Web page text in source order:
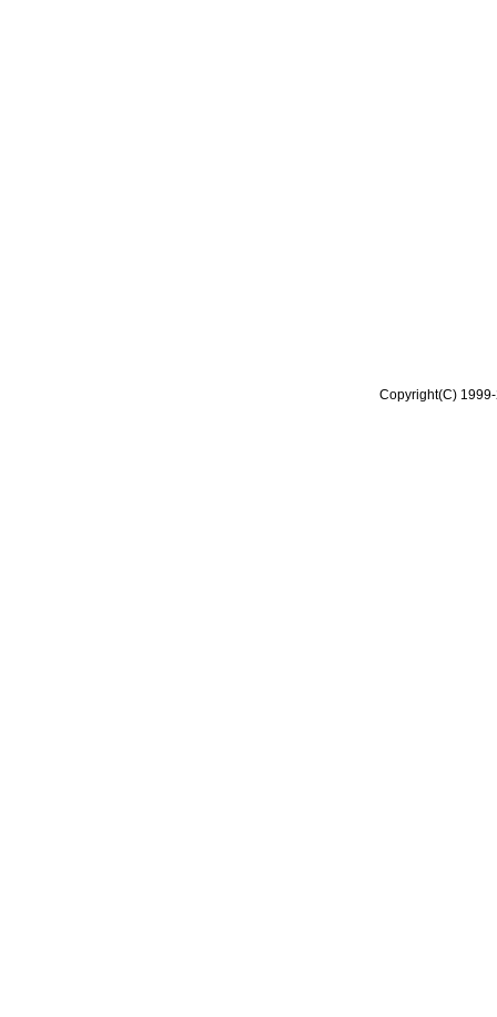
Copyright(C)